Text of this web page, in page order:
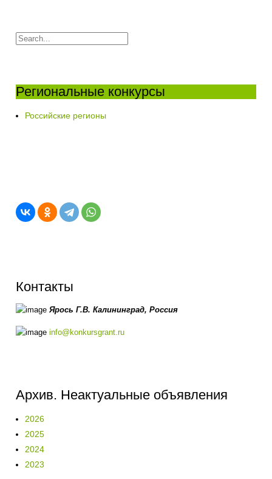
Региональные конкурсы
Российские регионы
Контакты
Ярось Г.В.Калининград,Россия
info@konkursgrant.ru
Архив. Неактуальные объявления
2026
2025
2024
2023